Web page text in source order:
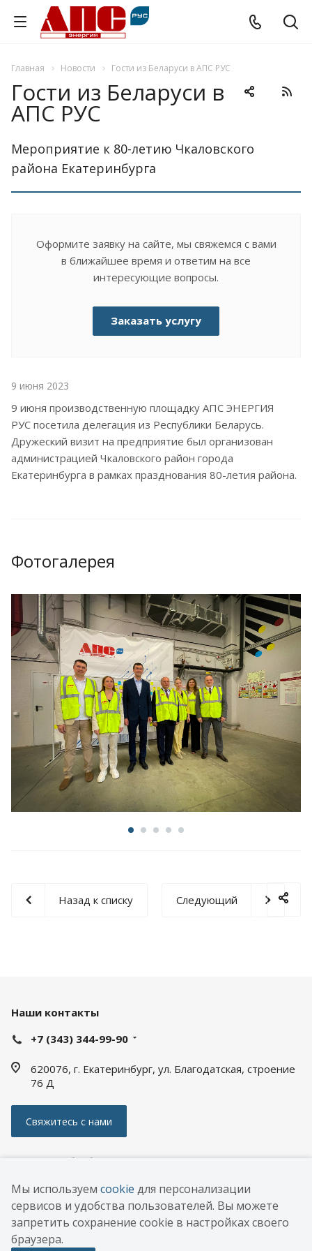
Мы используем cookie для персонализации
сервисов и удобства пользователей. Вы можете
запретить сохранение cookie в настройках своего
браузера.
Главная Новости Гости из Беларуси в АПС РУС
Гости из Беларуси в
АПС РУС
Мероприятие к 80-летию Чкаловского
района Екатеринбурга
Оформите заявку на сайте, мы свяжемся с вами
в ближайшее время и ответим на все
интересующие вопросы.
Заказать услугу
9 июня 2023
9 июня производственную площадку АПС ЭНЕРГИЯ
РУС посетила делегация из Республики Беларусь.
Дружеский визит на предприятие был организован
администрацией Чкаловского район города
Екатеринбурга в рамках празднования 80-летия района.
Фотогалерея
Назад к списку Следующий
© 2026 ООО «АПС ЭНЕРГИЯ РУС»
DEXTRA
РАЗРАБОТКА
САЙТА
Наши контакты
+7 (343) 344-99-90
620076, г. Екатеринбург, ул. Благодатская, строение
76 Д
Свяжитесь с нами
Политика обработки персональных данных